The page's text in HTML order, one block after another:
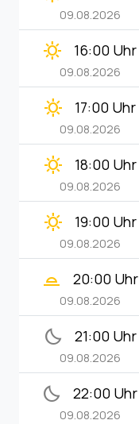
09.08.2026
clear_day 16:00 Uhr
09.08.2026
clear_day 17:00 Uhr
09.08.2026
clear_day 18:00 Uhr
09.08.2026
clear_day 19:00 Uhr
09.08.2026
wb_twilight_2 20:00 Uhr
09.08.2026
bedtime 21:00 Uhr
09.08.2026
bedtime 22:00 Uhr
09.08.2026